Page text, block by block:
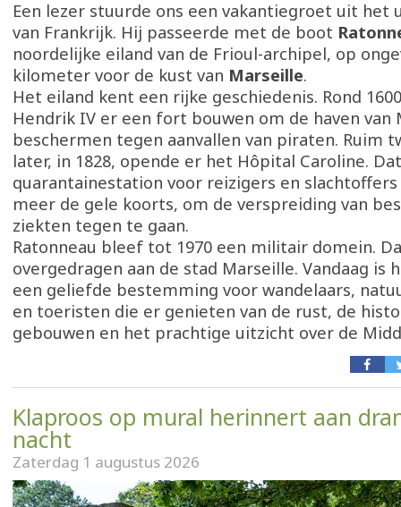
Een lezer stuurde ons een vakantiegroet uit het
van Frankrijk. Hij passeerde met de boot
noordelijke eiland van de Frioul-archipel, op
kilometer voor de kust van Marseille.
Het eiland kent een rijke geschiedenis. Rond
Hendrik IV er een fort bouwen om de haven van
beschermen tegen aanvallen van piraten. Ruim
later, in 1828, opende er het Hôpital Caroline.
quarantainestation voor reizigers en slachtoffers
meer de gele koorts, om de verspreiding van
ziekten tegen te gaan.
Ratonneau bleef tot 1970 een militair domein.
overgedragen aan de stad Marseille. Vandaag is
een geliefde bestemming voor wandelaars,
en toeristen die er genieten van de rust, de
gebouwen en het prachtige uitzicht over de
Klaproos op mural herinnert aan
nacht
Zaterdag 1 augustus 2026